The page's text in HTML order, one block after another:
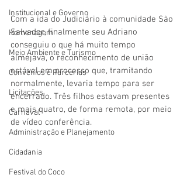
Institucional e Governo
Homenagem
Meio Ambiente e Turismo
Convênios e Parcerias
Licitações
Carnaval
Administração e Planejamento
Cidadania
Festival do Coco
Com a ida do Judiciário à comunidade São
Salvador, finalmente seu Adriano
conseguiu o que há muito tempo
almejava, o reconhecimento de união
estável em processo que, tramitando
normalmente, levaria tempo para ser
encerrado. Três filhos estavam presentes
e mais quatro, de forma remota, por meio
de vídeo conferência.